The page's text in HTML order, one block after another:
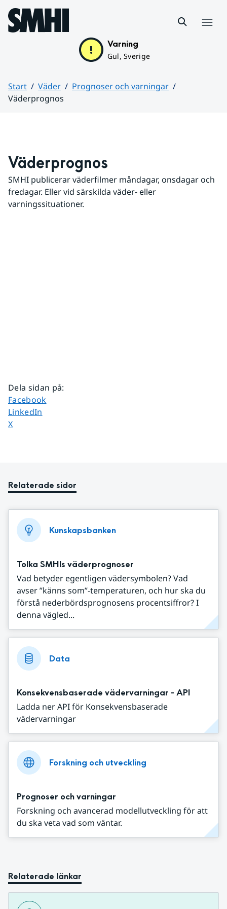
Hoppa till sidans innehåll
Varning
Gul, Sverige
Start Väder
Prognoser och varningar
Väderprognos
Väderprognos
SMHI publicerar väderfilmer måndagar, onsdagar och
fredagar. Eller vid särskilda väder- eller
varningssituationer.
Dela sidan på:
Dela sidan på
Facebook
Dela sidan på
LinkedIn
Dela sidan på
X
Relaterade sidor
Kunskapsbanken
Tolka SMHIs väderprognoser
Vad betyder egentligen vädersymbolen? Vad
avser ”känns som”-temperaturen, och hur ska du
förstå nederbördsprognosens procentsiffror? I
denna vägled...
Data
Konsekvensbaserade vädervarningar - API
Ladda ner API för Konsekvensbaserade
vädervarningar
Forskning och utveckling
Prognoser och varningar
Forskning och avancerad modellutveckling för att
du ska veta vad som väntar.
Relaterade länkar